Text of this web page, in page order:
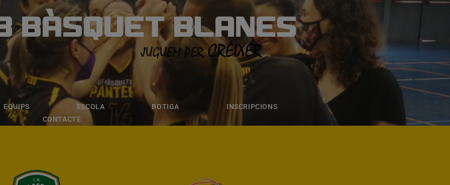
BÀSQUET BLANES
EQUIPS ESCOLA BOTIGA
INSCRIPCIONS
CONTACTE
BLANES
ESCOLA BOTIGA INSCRIPCIONS